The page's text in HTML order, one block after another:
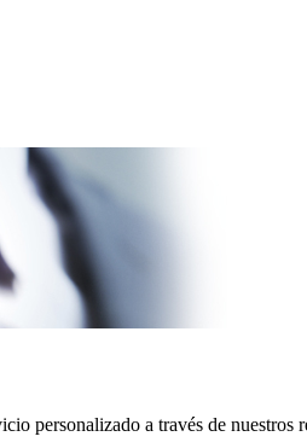
personalizado a través de nuestros